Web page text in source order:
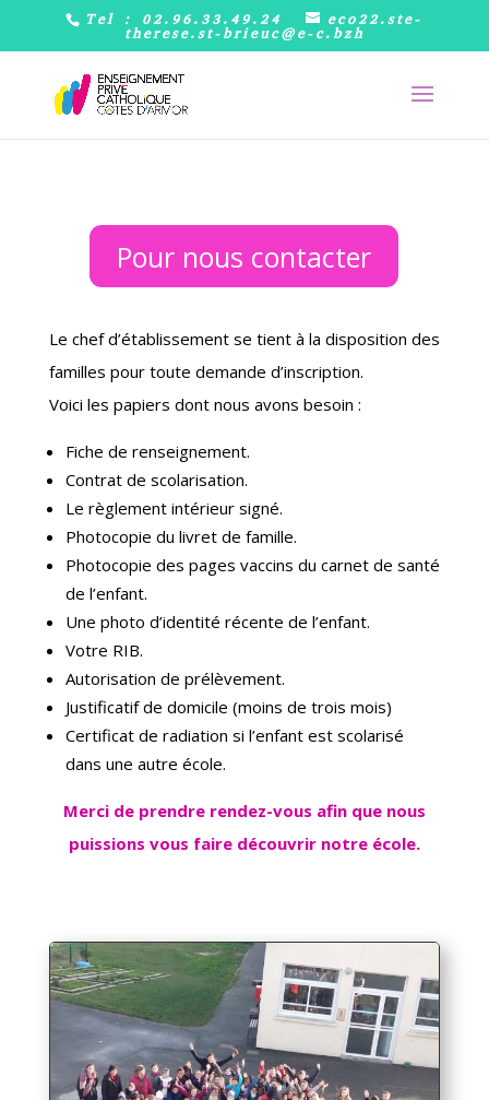
Tel : 02.96.33.49.24 eco22.ste-
therese.st-brieuc@e-c.bzh
Pour nous contacter
Le chef d’établissement se tient à la disposition des
familles pour toute demande d’inscription.
Voici les papiers dont nous avons besoin :
Fiche de renseignement.
Contrat de scolarisation.
Le règlement intérieur signé.
Photocopie du livret de famille.
Photocopie des pages vaccins du carnet de santé
de l’enfant.
Une photo d’identité récente de l’enfant.
Votre RIB.
Autorisation de prélèvement.
Justificatif de domicile (moins de trois mois)
Certificat de radiation si l’enfant est scolarisé
dans une autre école.
Merci de prendre rendez-vous afin que nous
puissions vous faire découvrir notre école.